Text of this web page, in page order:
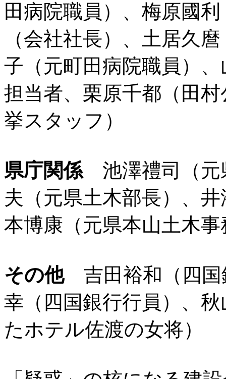
田病院職員）、梅原國
（会社社長）、土居久
子（元町田病院職員）
担当者、栗原千都（田
挙スタッフ）
県庁関係池澤禮司（元
夫（元県土木部長）、
本博康（元県本山土木
その他 吉田裕和（四
幸（四国銀行行員）、
たホテル佐渡の女将）